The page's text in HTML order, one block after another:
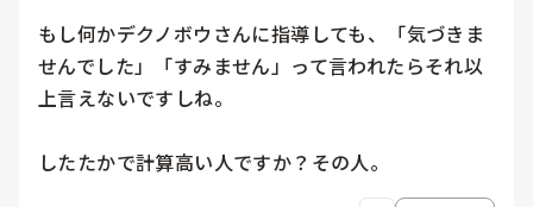
もし何かデクノボウさんに指導しても、「気づきま
せんでした」「すみません」って言われたらそれ以
上言えないですしね。
したたかで計算高い人ですか？その人。